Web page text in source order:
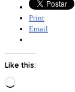
Print
Email
Like this:
Loading…